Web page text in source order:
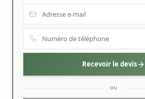
Recevoir le devis
ou